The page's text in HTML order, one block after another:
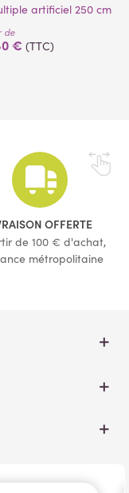
artificiel 250 cm
de
€ (TTC)
OFFERTE
de 100 € d'achat,
métropolitaine